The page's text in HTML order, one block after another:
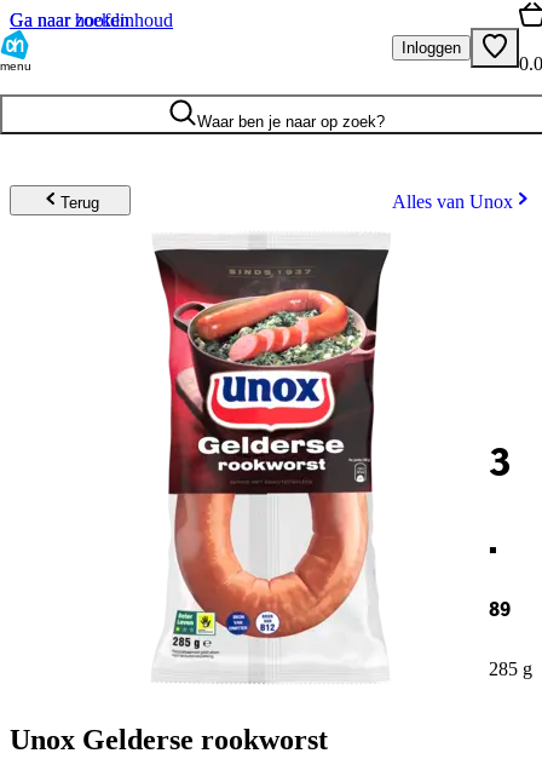
Ga naar hoofdinhoud
Ga naar zoeken
menu
Inloggen
Waar ben je naar op zoek?
Terug Alles van Unox
3
.
89
285 g
Unox Gelderse rookworst